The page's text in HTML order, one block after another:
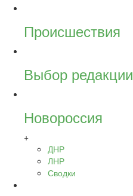
Происшествия
Выбор редакции
Новороссия
+
ДНР
ЛНР
Сводки